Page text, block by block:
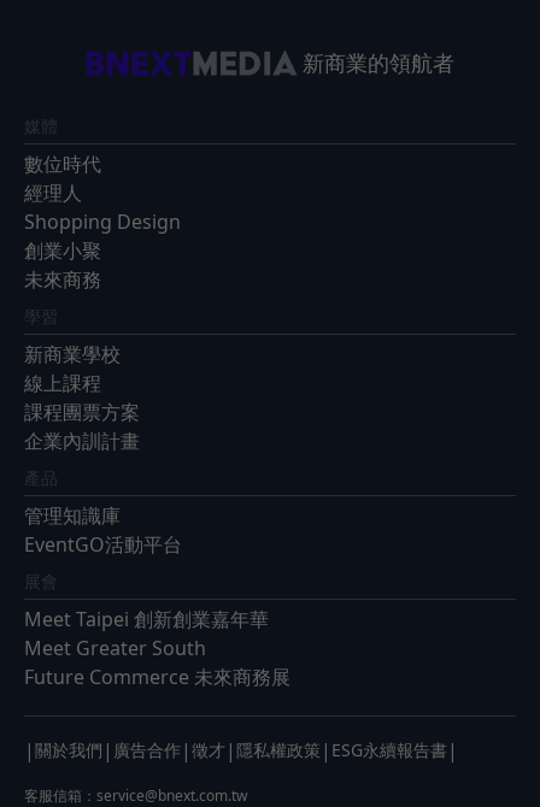
新商業的領航者
媒體
數位時代
經理人
Shopping Design
創業小聚
未來商務
學習
新商業學校
線上課程
課程團票方案
企業內訓計畫
產品
管理知識庫
EventGO活動平台
展會
Meet Taipei 創新創業嘉年華
Meet Greater South
Future Commerce 未來商務展
| 關於我們 | 廣告合作 | 徵才 | 隱私權政策 | ESG永續報告書 |
客服信箱： service@bnext.com.tw